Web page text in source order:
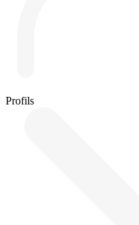
Profils